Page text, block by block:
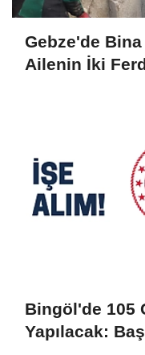
Gebze'de
Ailenin İki
Bingöl'de 105
Yapılacak: